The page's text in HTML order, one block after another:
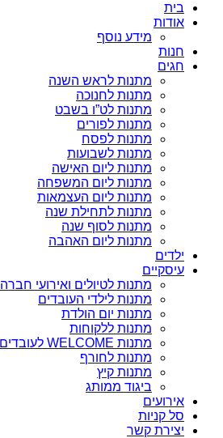
בית
אודות
מידע נוסף
חנות
חגים
מתנות לראש השנה
מתנות לחנוכה
מתנות לט”ו בשבט
מתנות לפורים
מתנות לפסח
מתנות לשבועות
מתנות ליום האישה
מתנות ליום המשפחה
מתנות ליום העצמאות
מתנות לתחילת שנה
מתנות לסוף שנה
מתנות ליום האהבה
ילדים
עיסקיים
מתנות לטיולים ואירועי חברה
מתנות לילדי העובדים
מתנות יום הולדת
מתנות ללקוחות
מתנות WELCOME לעובדים
מתנות לחורף
מתנות קיץ
ביגוד ממותג
אירועים
סל קניות
יצירת קשר